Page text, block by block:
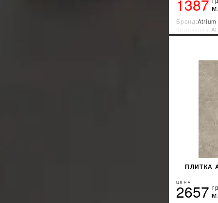
1387
Бренд:Atrium
Коллекция:
Страна-
ПЛИТКА
ЦЕНА
2657